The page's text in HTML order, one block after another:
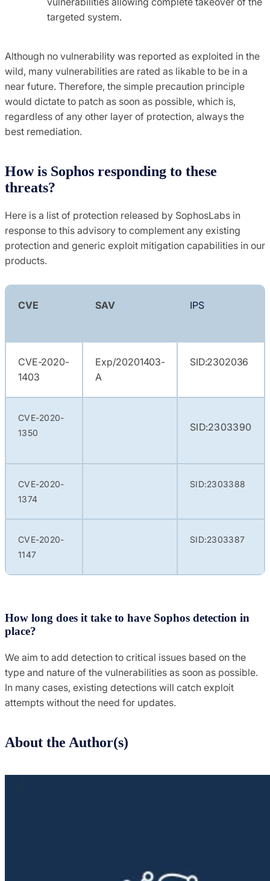
targeted system.
Although no vulnerability was reported as exploited in the
wild, many vulnerabilities are rated as likable to be in a
near future. Therefore, the simple precaution principle
would dictate to patch as soon as possible, which is,
regardless of any other layer of protection, always the
best remediation.
How is Sophos responding to these
threats?
Here is a list of protection released by SophosLabs in
response to this advisory to complement any existing
protection and generic exploit mitigation capabilities in our
products.
CVE SAV IPS
CVE-2020-
1403
Exp/20201403-
A
SID:2302036
CVE-2020-
1350
SID:2303390
CVE-2020-
1374
SID:2303388
CVE-2020-
1147
SID:2303387
How long does it take to have Sophos detection in
place?
We aim to add detection to critical issues based on the
type and nature of the vulnerabilities as soon as possible.
In many cases, existing detections will catch exploit
attempts without the need for updates.
About the Author(s)